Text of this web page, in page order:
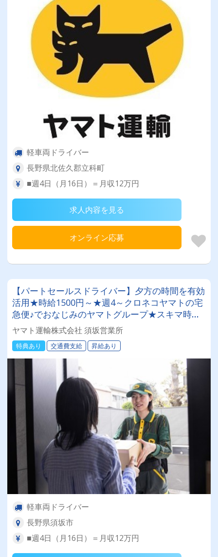
軽車両ドライバー
長野県北佐久郡立科町
■週4日（月16日）＝月収12万円
求人内容を見る
オンライン応募
【パートセールスドライバー】夕方の時間を有効
活用★時給1500円～★週4～クロネコヤマトの宅
急便♪でおなじみのヤマトグループ★スキマ時間
で収入を◎ 業界最大手★知識・技術研修充実◎
明確な評価制度でやりがい◎アルバイトでも社
割・持ち株制度・健康診断など福利厚生充実★社
員登用制度あり★Wワーク・副業にもピッタリ♪
ヤマト運輸株式会社 須坂営業所
特典あり 交通費支給 昇給あり
軽車両ドライバー
長野県須坂市
■週4日（月16日）＝月収12万円